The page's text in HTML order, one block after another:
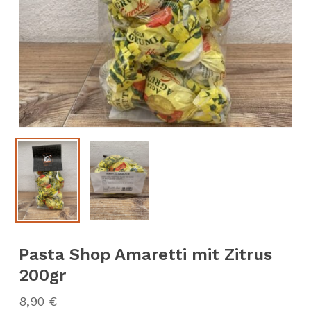
Pasta Shop Amaretti mit Zitrus
200gr
8,90 €